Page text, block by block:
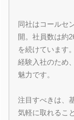
同社はコールセ
開。社員数は約
を続けています
経験入社のため
魅力です。
注目すべきは、
気軽に取れるこ